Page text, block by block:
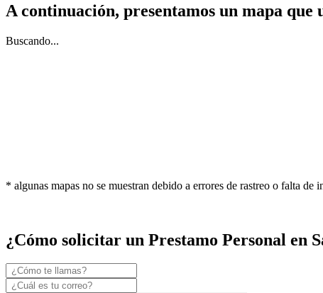
A continuación, presentamos un mapa que
Buscando...
* algunas mapas no se muestran debido a errores de rastreo o falta de
¿Cómo solicitar un Prestamo Personal en